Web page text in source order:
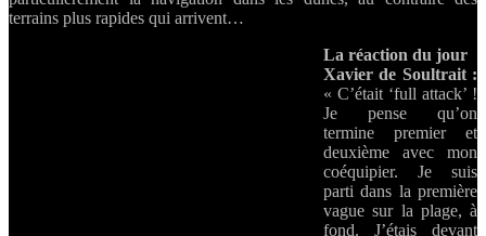
terrains plus rapides qui arrivent…
La réaction du jour
Xavier de Soultrait :
« C’était ‘full attack’ !
Je pense qu’on
termine premier et
deuxième avec mon
coéquipier. Je suis
parti dans la première
vague sur la plage, à
fond. J’étais devant